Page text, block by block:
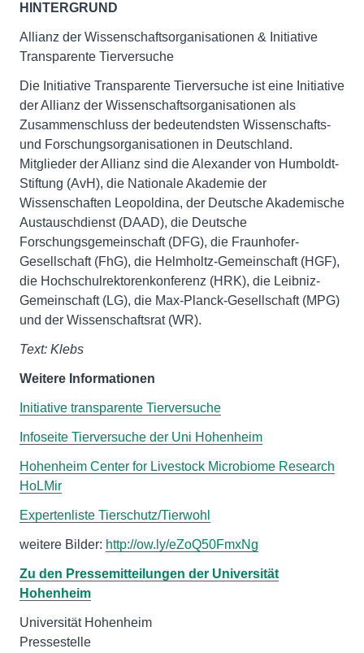
HINTERGRUND
Allianz der Wissenschaftsorganisationen & Initiative
Transparente Tierversuche
Die Initiative Transparente Tierversuche ist eine Initiative
der Allianz der Wissenschaftsorganisationen als
Zusammenschluss der bedeutendsten Wissenschafts-
und Forschungsorganisationen in Deutschland.
Mitglieder der Allianz sind die Alexander von Humboldt-
Stiftung (AvH), die Nationale Akademie der
Wissenschaften Leopoldina, der Deutsche Akademische
Austauschdienst (DAAD), die Deutsche
Forschungsgemeinschaft (DFG), die Fraunhofer-
Gesellschaft (FhG), die Helmholtz-Gemeinschaft (HGF),
die Hochschulrektorenkonferenz (HRK), die Leibniz-
Gemeinschaft (LG), die Max-Planck-Gesellschaft (MPG)
und der Wissenschaftsrat (WR).
Text: Klebs
Weitere Informationen
Initiative transparente Tierversuche
Infoseite Tierversuche der Uni Hohenheim
Hohenheim Center for Livestock Microbiome Research
HoLMir
Expertenliste Tierschutz/Tierwohl
weitere Bilder: http://ow.ly/eZoQ50FmxNg
Zu den Pressemitteilungen der Universität
Hohenheim
Universität Hohenheim
Pressestelle